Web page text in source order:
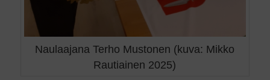
Naulaajana Terho Mustonen (kuva: Mikko
Rautiainen 2025)